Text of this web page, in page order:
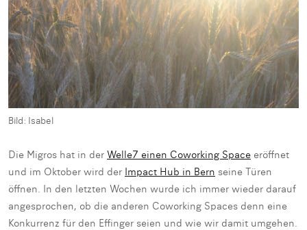
Bild: Isabel
Die Migros hat in der Welle7 einen Coworking Space eröffnet
und im Oktober wird der
Impact Hub in Bern seine Türen
öffnen. In den letzten Wochen wurde ich immer wieder darauf
angesprochen, ob die anderen Coworking Spaces denn eine
Konkurrenz für den Effinger seien und wie wir damit umgehen.